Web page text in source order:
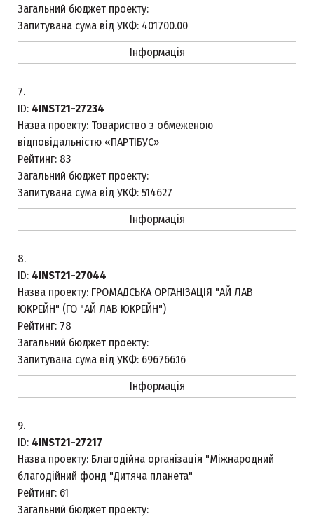
Загальний бюджет проекту:
Запитувана сума від УКФ: 401700.00
Інформація
7.
ID: 4INST21-27234
Назва проекту: Товариство з обмеженою
відповідальністю «ПАРТІБУС»
Рейтинг: 83
Загальний бюджет проекту:
Запитувана сума від УКФ: 514627
Інформація
8.
ID: 4INST21-27044
Назва проекту: ГРОМАДСЬКА ОРГАНІЗАЦІЯ "АЙ ЛАВ
ЮКРЕЙН" (ГО "АЙ ЛАВ ЮКРЕЙН")
Рейтинг: 78
Загальний бюджет проекту:
Запитувана сума від УКФ: 696766.16
Інформація
9.
ID: 4INST21-27217
Назва проекту: Благодійна організація "Міжнародний
благодійний фонд "Дитяча планета"
Рейтинг: 61
Загальний бюджет проекту: